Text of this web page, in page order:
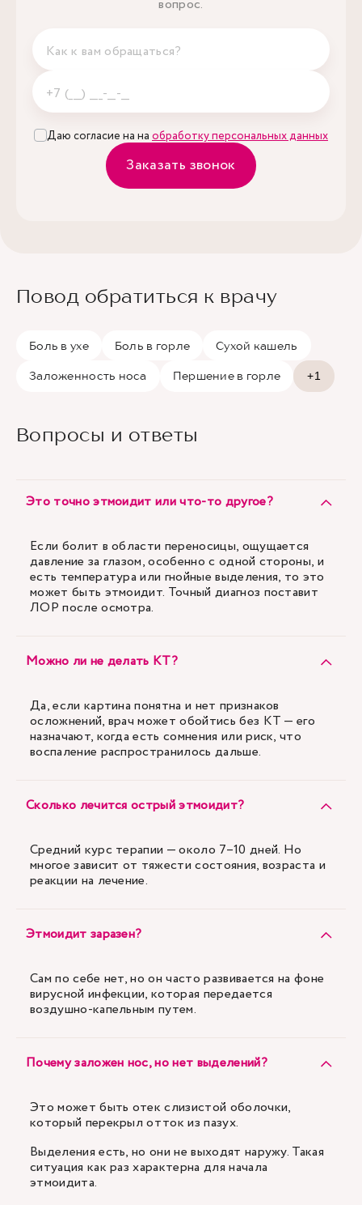
вопрос.
Даю согласие на на обработку персональных данных
Заказать звонок
Повод обратиться к врачу
Боль в ухе Боль в горле Сухой кашель
Заложенность носа Першение в горле +1
Вопросы и ответы
Это точно этмоидит или что-то другое?
Если болит в области переносицы, ощущается
давление за глазом, особенно с одной стороны, и
есть температура или гнойные выделения, то это
может быть этмоидит. Точный диагноз поставит
ЛОР после осмотра.
Можно ли не делать КТ?
Да, если картина понятна и нет признаков
осложнений, врач может обойтись без КТ — его
назначают, когда есть сомнения или риск, что
воспаление распространилось дальше.
Сколько лечится острый этмоидит?
Средний курс терапии — около 7–10 дней. Но
многое зависит от тяжести состояния, возраста и
реакции на лечение.
Этмоидит заразен?
Сам по себе нет, но он часто развивается на фоне
вирусной инфекции, которая передается
воздушно-капельным путем.
Почему заложен нос, но нет выделений?
Это может быть отек слизистой оболочки,
который перекрыл отток из пазух.
Выделения есть, но они не выходят наружу. Такая
ситуация как раз характерна для начала
этмоидита.